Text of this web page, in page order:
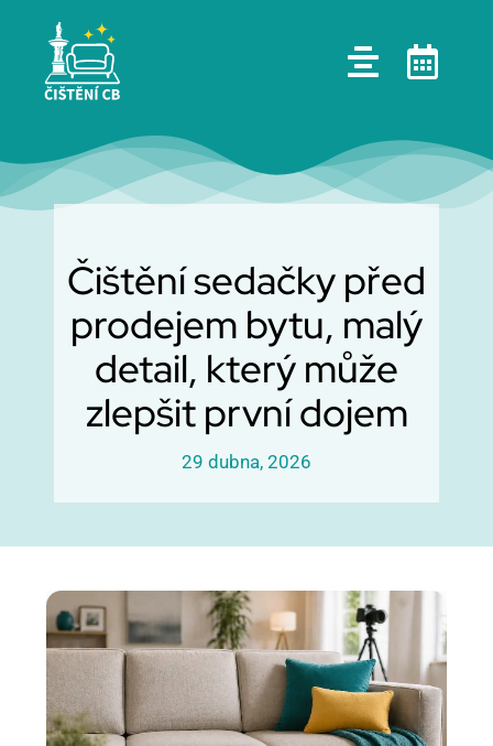
content
Čištění sedačky před
prodejem bytu, malý
detail, který může
zlepšit první dojem
29 dubna, 2026